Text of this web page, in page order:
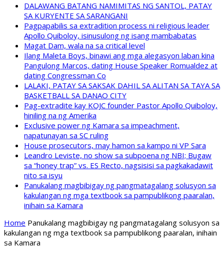
DALAWANG BATANG NAMIMITAS NG SANTOL, PATAY
SA KURYENTE SA SARANGANI
Pagpapabilis sa extradition process ni religious leader
Apollo Quiboloy, isinusulong ng isang mambabatas
Magat Dam, wala na sa critical level
Ilang Maleta Boys, binawi ang mga alegasyon laban kina
Pangulong Marcos, dating House Speaker Romualdez at
dating Congressman Co
LALAKI, PATAY SA SAKSAK DAHIL SA ALITAN SA TAYA SA
BASKETBALL SA DANAO CITY
Pag-extradite kay KOJC founder Pastor Apollo Quiboloy,
hiniling na ng Amerika
Exclusive power ng Kamara sa impeachment,
napatunayan sa SC ruling
House prosecutors, may hamon sa kampo ni VP Sara
Leandro Leviste, no show sa subpoena ng NBI; Bugaw
sa “honey trap” vs. ES Recto, nagsisisi sa pagkakadawit
nito sa isyu
Panukalang magbibigay ng pangmatagalang solusyon sa
kakulangan ng mga textbook sa pampublikong paaralan,
inihain sa Kamara
Home Panukalang magbibigay ng pangmatagalang solusyon sa
kakulangan ng mga textbook sa pampublikong paaralan, inihain
sa Kamara